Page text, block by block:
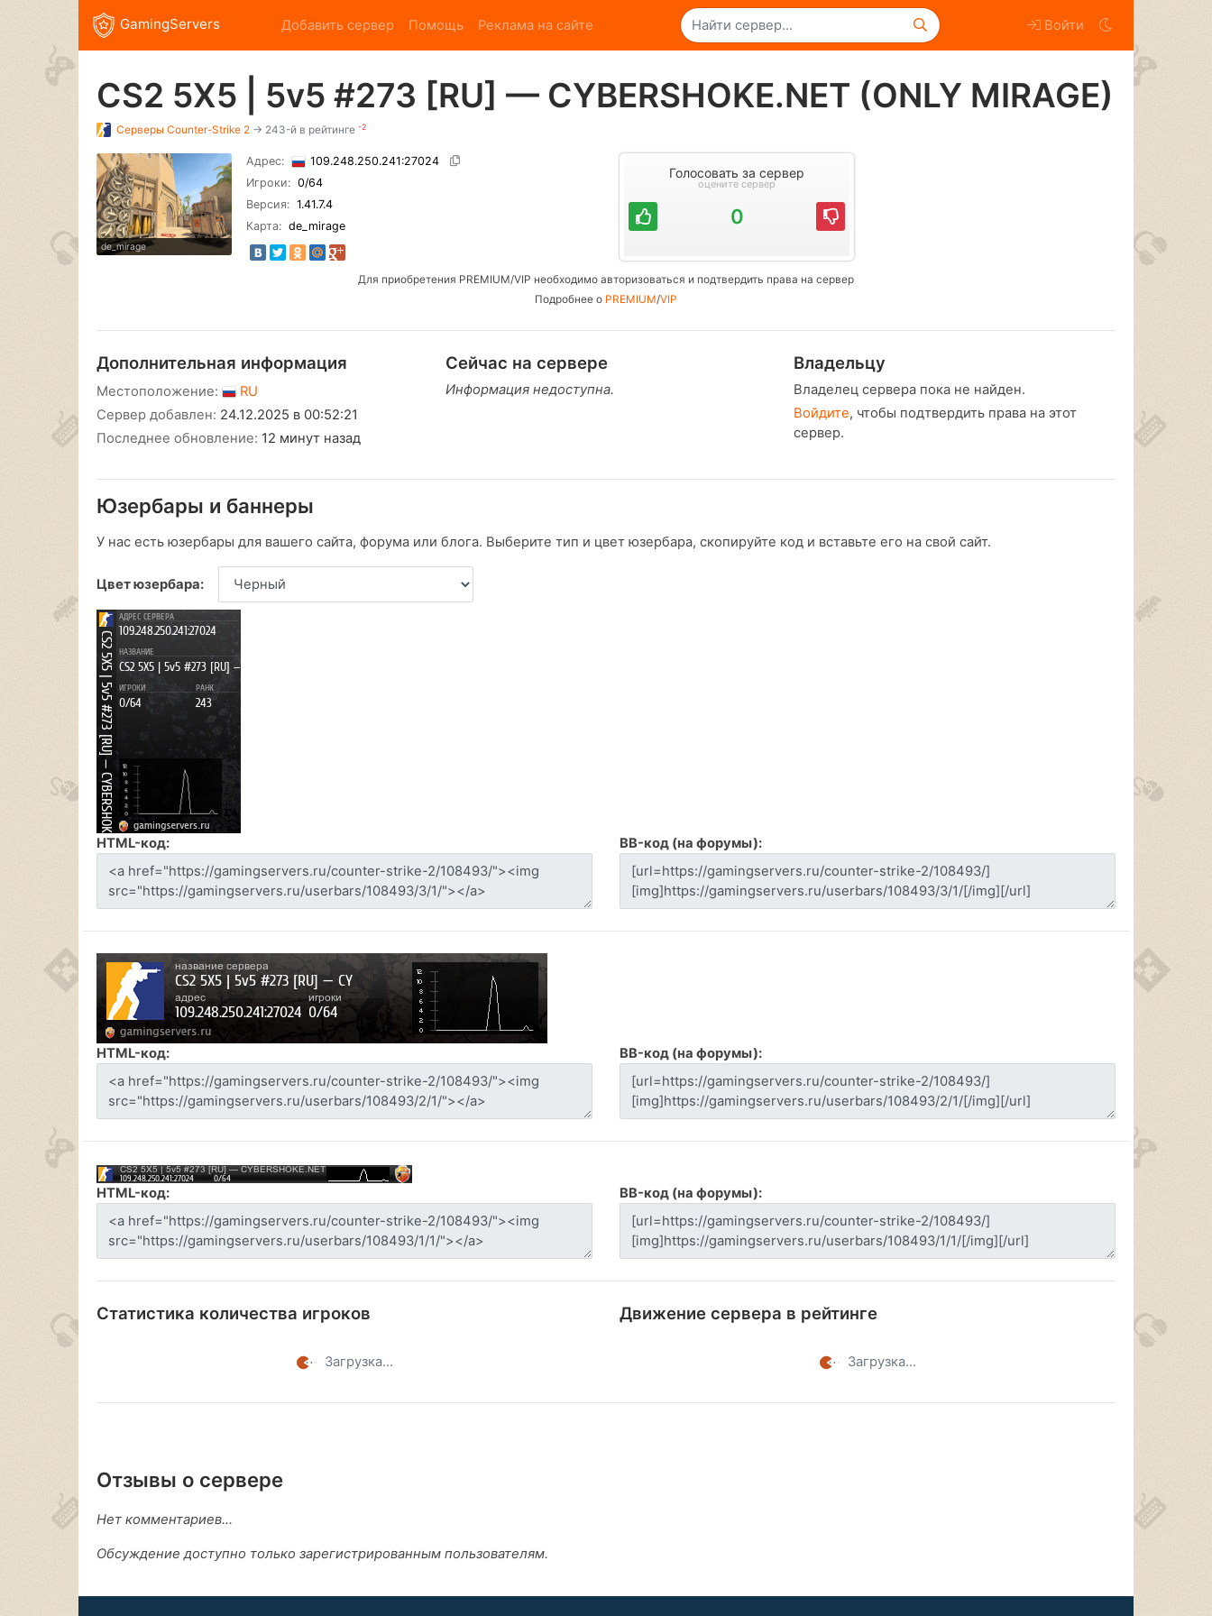
GamingServers Добавить сервер Помощь Реклама на сайте Войти
CS2 5X5 | 5v5 #273 [RU] — CYBERSHOKE.NET (ONLY MIRAGE)
Серверы Counter-Strike 2 → 243-й в рейтинге -2
de_mirage
Адрес:
109.248.250.241:27024
Игроки: 0/64
Версия: 1.41.7.4
Карта: de_mirage
Голосовать за сервер
оцените сервер
0
Для приобретения PREMIUM/VIP необходимо авторизоваться и подтвердить права на сервер
Подробнее о PREMIUM/VIP
Дополнительная информация
Местоположение:
RU
Сервер добавлен: 24.12.2025 в 00:52:21
Последнее обновление: 12 минут назад
Сейчас на сервере
Информация недоступна.
Владельцу
Владелец сервера пока не найден.
Войдите, чтобы подтвердить права на этот
сервер.
Юзербары и баннеры
У нас есть юзербары для вашего сайта, форума или блога. Выберите тип и цвет юзербара, скопируйте код и вставьте его на свой сайт.
Цвет юзербара:
HTML-код: BB-код (на форумы):
HTML-код: BB-код (на форумы):
HTML-код: BB-код (на форумы):
Статистика количества игроков
Загрузка...
Движение сервера в рейтинге
Загрузка...
Отзывы о сервере
Нет комментариев...
Обсуждение доступно только зарегистрированным пользователям.